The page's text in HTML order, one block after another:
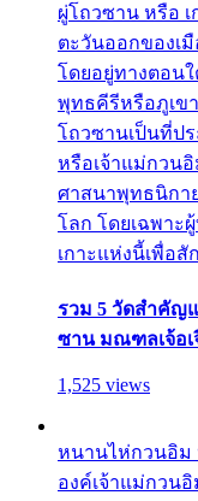
ผู่โถวซาน หรือ เ
ตะวันออกของเ
โดยอยู่ทางตอนใ
พุทธคีรีหรือภูเข
โถวซานเป็นที่ป
หรือเจ้าแม่กวน
ศาสนาพุทธนิกา
โลก โดยเฉพาะ
เกาะแห่งนี้เพื่อ
รวม 5 วัดสำคัญ
ซาน มณฑลเจ้อเ
1,525 views
หนานไห่กวนอิม
องค์เจ้าแม่กวน